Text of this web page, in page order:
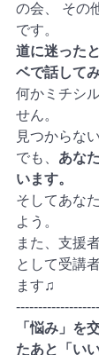
の会、 その
です。
道に迷った
ベで話して
何かミチシ
せん。
見つからな
でも、 あな
います。
そしてあな
よう。
また、支援
として受講
ます♫
「悩み」を
たあと「い